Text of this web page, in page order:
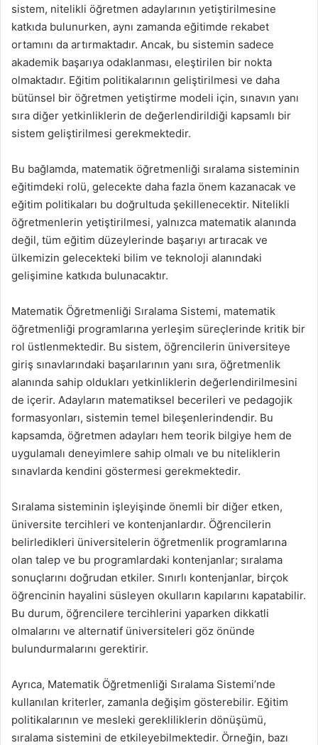
sistem, nitelikli öğretmen adaylarının yetiştirilmesine
katkıda bulunurken, aynı zamanda eğitimde rekabet
ortamını da artırmaktadır. Ancak, bu sistemin sadece
akademik başarıya odaklanması, eleştirilen bir nokta
olmaktadır. Eğitim politikalarının geliştirilmesi ve daha
bütünsel bir öğretmen yetiştirme modeli için, sınavın yanı
sıra diğer yetkinliklerin de değerlendirildiği kapsamlı bir
sistem geliştirilmesi gerekmektedir.
Bu bağlamda, matematik öğretmenliği sıralama sisteminin
eğitimdeki rolü, gelecekte daha fazla önem kazanacak ve
eğitim politikaları bu doğrultuda şekillenecektir. Nitelikli
öğretmenlerin yetiştirilmesi, yalnızca matematik alanında
değil, tüm eğitim düzeylerinde başarıyı artıracak ve
ülkemizin gelecekteki bilim ve teknoloji alanındaki
gelişimine katkıda bulunacaktır.
Matematik Öğretmenliği Sıralama Sistemi, matematik
öğretmenliği programlarına yerleşim süreçlerinde kritik bir
rol üstlenmektedir. Bu sistem, öğrencilerin üniversiteye
giriş sınavlarındaki başarılarının yanı sıra, öğretmenlik
alanında sahip oldukları yetkinliklerin değerlendirilmesini
de içerir. Adayların matematiksel becerileri ve pedagojik
formasyonları, sistemin temel bileşenlerindendir. Bu
kapsamda, öğretmen adayları hem teorik bilgiye hem de
uygulamalı deneyimlere sahip olmalı ve bu niteliklerin
sınavlarda kendini göstermesi gerekmektedir.
Sıralama sisteminin işleyişinde önemli bir diğer etken,
üniversite tercihleri ve kontenjanlardır. Öğrencilerin
belirledikleri üniversitelerin öğretmenlik programlarına
olan talep ve bu programlardaki kontenjanlar; sıralama
sonuçlarını doğrudan etkiler. Sınırlı kontenjanlar, birçok
öğrencinin hayalini süsleyen okulların kapılarını kapatabilir.
Bu durum, öğrencilere tercihlerini yaparken dikkatli
olmalarını ve alternatif üniversiteleri göz önünde
bulundurmalarını gerektirir.
Ayrıca, Matematik Öğretmenliği Sıralama Sistemi’nde
kullanılan kriterler, zamanla değişim gösterebilir. Eğitim
politikalarının ve mesleki gerekliliklerin dönüşümü,
sıralama sistemini de etkileyebilmektedir. Örneğin, bazı